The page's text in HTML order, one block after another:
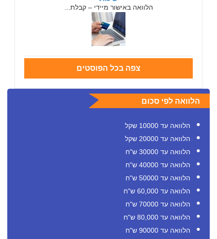
הלוואה באישור מיידי – קבלת...
צפה בכל הפוסטים
הלוואה לפי סכום
הלוואה עד 10000 שקל
הלוואה עד 20000 שקל
הלוואה עד 30000 ש"ח
הלוואה עד 40000 ש"ח
הלוואה עד 50000 ש"ח
הלוואה עד 60,000 ש"ח
הלוואה עד 70000 ש"ח
הלוואה עד 80,000 ש"ח
הלוואה עד 90000 ש"ח